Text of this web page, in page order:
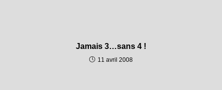
Jamais 3…sans 4 !
11 avril 2008